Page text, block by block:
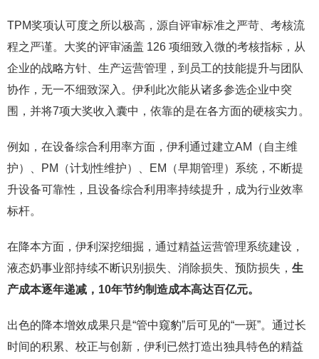
TPM奖项认可度之所以极高，源自评审标准之严苛、考核流
程之严谨。大奖的评审涵盖 126 项细致入微的考核指标，从
企业的战略方针、生产运营管理，到员工的技能提升与团队
协作，无一不细致深入。伊利此次能从诸多参选企业中突
围，并将7项大奖收入囊中，依靠的是在各方面的硬核实力。
例如，在设备综合利用率方面，伊利通过建立AM（自主维
护）、PM（计划性维护）、EM（早期管理）系统，不断提
升设备可靠性，且设备综合利用率持续提升，成为行业效率
标杆。
在降本方面，伊利深挖细掘，通过精益运营管理系统建设，
液态奶事业部持续不断识别损失、消除损失、预防损失， 生
产成本逐年递减，10年节约制造成本高达百亿元。
出色的降本增效成果只是“管中窥豹”后可见的“一斑”。通过长
时间的积累、校正与创新，伊利已然打造出独具特色的精益